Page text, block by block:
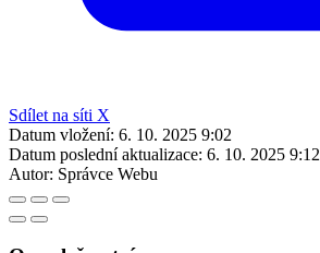
Sdílet na síti X
Datum vložení: 6. 10. 2025 9:02
Datum poslední aktualizace: 6. 10. 2025 9:12
Autor: Správce Webu